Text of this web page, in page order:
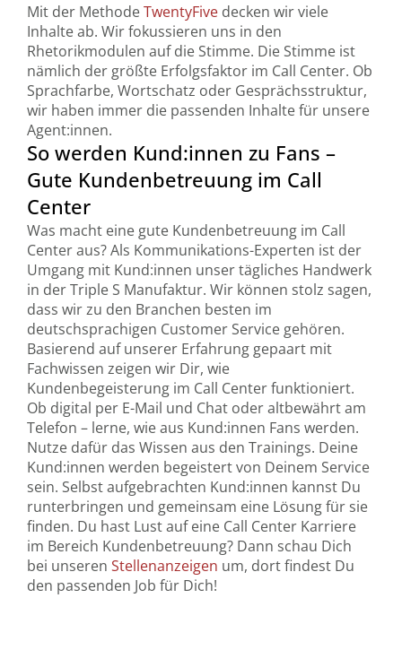
Mit der MethodeTwentyFivedecken wir viele
Inhalte ab. Wir fokussieren uns in den
Rhetorikmodulen auf die Stimme. Die Stimme ist
nämlich der größte Erfolgsfaktor im Call Center. Ob
Sprachfarbe, Wortschatz oder Gesprächsstruktur,
wir haben immer die passenden Inhalte für unsere
Agent:innen.
So werden Kund:innen zu Fans –
Gute Kundenbetreuung im Call
Center
Was macht eine gute Kundenbetreuung im Call
Center aus? Als Kommunikations-Experten ist der
Umgang mit Kund:innen unser tägliches Handwerk
in der Triple S Manufaktur. Wir können stolz sagen,
dass wir zu den Branchen besten im
deutschsprachigen Customer Service gehören.
Basierend auf unserer Erfahrung gepaart mit
Fachwissen zeigen wir Dir, wie
Kundenbegeisterung im Call Center funktioniert.
Ob digital per E-Mail und Chat oder altbewährt am
Telefon – lerne, wie aus Kund:innen Fans werden.
Nutze dafür das Wissen aus den Trainings. Deine
Kund:innen werden begeistert von Deinem Service
sein. Selbst aufgebrachten Kund:innen kannst Du
runterbringen und gemeinsam eine Lösung für sie
finden. Du hast Lust auf eine Call Center Karriere
im Bereich Kundenbetreuung? Dann schau Dich
bei unseren Stellenanzeigen um, dort findest Du
den passenden Job für Dich!